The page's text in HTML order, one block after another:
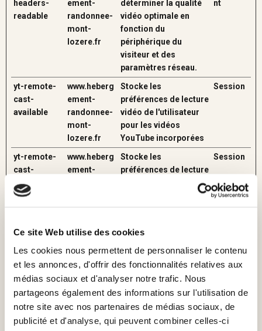
Ce site Web utilise des cookies
Les cookies nous permettent de personnaliser le contenu
et les annonces, d'offrir des fonctionnalités relatives aux
médias sociaux et d'analyser notre trafic. Nous
partageons également des informations sur l'utilisation de
notre site avec nos partenaires de médias sociaux, de
publicité et d'analyse, qui peuvent combiner celles-ci
headers-
readable
ement-
randonnee-
mont-
lozere.fr
déterminer la qualité
vidéo optimale en
fonction du
périphérique du
visiteur et des
paramètres réseau.
nt
yt-remote-
cast-
available
www.heberg
ement-
randonnee-
mont-
lozere.fr
Stocke les
préférences de lecture
vidéo de l'utilisateur
pour les vidéos
YouTube incorporées
Session
yt-remote-
cast-
installed
www.heberg
ement-
Stocke les
préférences de lecture
vidéo de l'utilisateur
Session
yt-remote-
devices
www.heberg
randonnee-
mont-
lozere.fr
Stocke les
vidéo de l'utilisateur
pour les vidéos
YouTube incorporées
yt-remote-
device-id
www.heberg
ement-
randonnee-
Stocke les
préférences de lecture
vidéo de l'utilisateur
Persista
nt